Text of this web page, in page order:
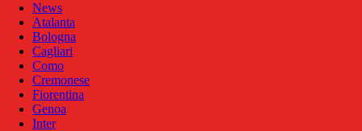
News
Atalanta
Bologna
Cagliari
Como
Cremonese
Fiorentina
Genoa
Inter